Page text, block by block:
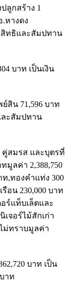
ลูกสร้าง 1
.หางดง
สิทธิและสัมปทาน
บาท เป็นเงิน
สิน 71,596 บาท
ละสัมปทาน
สมรส และบุตรที่
มูลค่า 2,388,750
ท,ทองคำแท่ง 300
อน 230,000 บาท
ร์แท็บเล็ตและ
เจอร์ไม้สักเก่า
ม่ทราบมูลค่า
บาท เป็น
าท